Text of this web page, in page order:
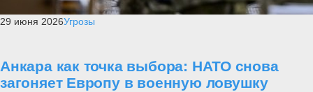
29 июня 2026Угрозы
Анкара как точка выбора: НАТО снова
загоняет Европу в военную ловушку